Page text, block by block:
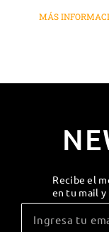
MÁS
Recibe el
en tu mail y